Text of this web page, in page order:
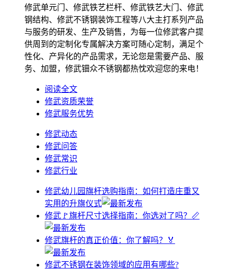
修武单元门、修武铁艺栏杆、修武铁艺大门、修武
钢结构、修武不锈钢装饰工程等八大主打系列产品
与服务的研发、生产及销售，为每一位修武客户提
供周到的定制化专属解决方案可随心定制，满足个
性化、产异化的产品需求，无论您是需要产品、服
务、加盟，修武钿众不锈钢都热忱欢迎您的来电！
阅读全文
修武资质荣誉
修武服务优势
修武动态
修武问答
修武常识
修武行业
修武幼儿园旗杆选购指南：如何打造庄重又
实用的升旗仪式
修武🚩旗杆尺寸选择指南：你选对了吗？📏
修武旗杆的真正价值：你了解吗？🏅
修武不锈钢在装饰领域的应用有哪些?